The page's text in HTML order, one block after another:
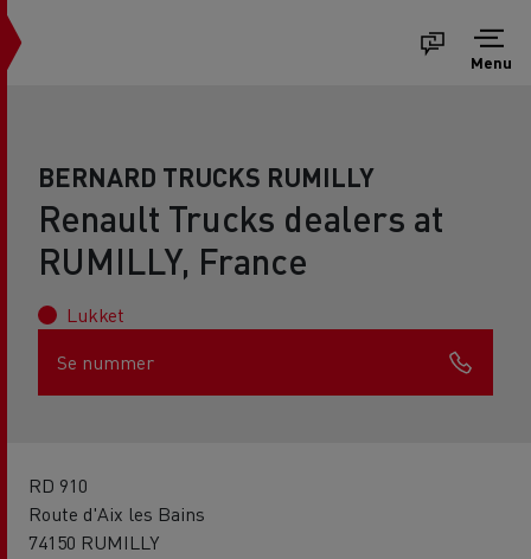
Menu
BERNARD TRUCKS RUMILLY
Renault Trucks dealers at
RUMILLY, France
Lukket
Se nummer
RD 910
Route d'Aix les Bains
74150 RUMILLY